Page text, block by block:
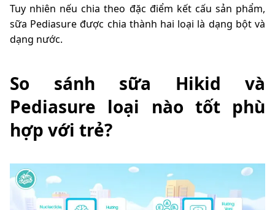
Tuy nhiên nếu chia theo đặc điểm kết cấu sản phẩm,
sữa Pediasure được chia thành hai loại là dạng bột và
dạng nước.
So sánh sữa Hikid và
Pediasure loại nào tốt phù
hợp với trẻ?